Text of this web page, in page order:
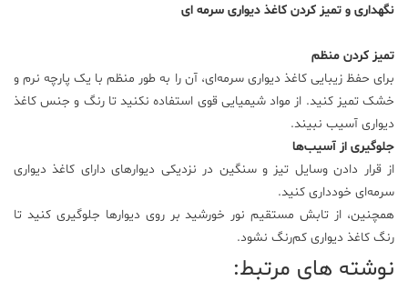
نگهداری و تمیز کردن کاغذ دیواری سرمه ای
تمیز کردن منظم
برای حفظ زیبایی کاغذ دیواری سرمه‌ای، آن را به طور منظم با یک پارچه نرم و
خشک تمیز کنید. از مواد شیمیایی قوی استفاده نکنید تا رنگ و جنس کاغذ
دیواری آسیب نبیند.
جلوگیری از آسیب‌ها
از قرار دادن وسایل تیز و سنگین در نزدیکی دیوارهای دارای کاغذ دیواری
سرمه‌ای خودداری کنید.
همچنین، از تابش مستقیم نور خورشید بر روی دیوارها جلوگیری کنید تا
رنگ کاغذ دیواری کم‌رنگ نشود.
نوشته های مرتبط: